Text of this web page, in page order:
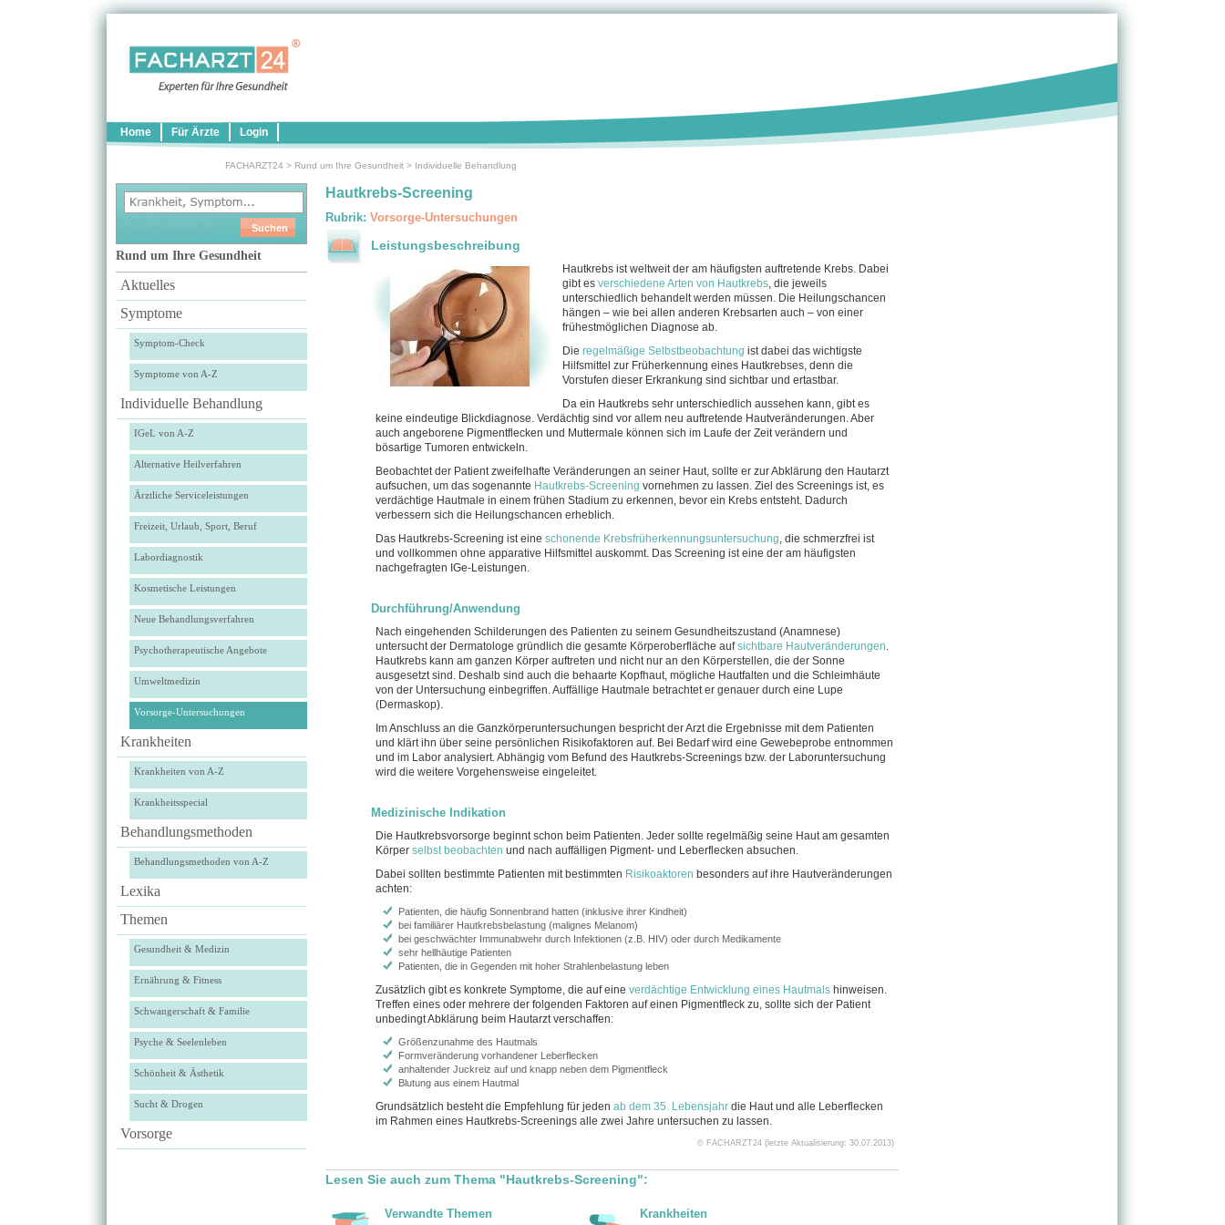
Home Für Ärzte Login
FACHARZT24 > Rund um Ihre Gesundheit> Individuelle Behandlung
Rund um Ihre Gesundheit
Aktuelles
Symptome
Symptom-Check
Symptome von A-Z
Individuelle Behandlung
IGeL von A-Z
Alternative Heilverfahren
Ärztliche Serviceleistungen
Freizeit, Urlaub, Sport, Beruf
Labordiagnostik
Kosmetische Leistungen
Neue Behandlungsverfahren
Psychotherapeutische Angebote
Umweltmedizin
Vorsorge-Untersuchungen
Krankheiten
Krankheiten von A-Z
Krankheitsspecial
Behandlungsmethoden
Behandlungsmethoden von A-Z
Lexika
Themen
Gesundheit & Medizin
Ernährung & Fitness
Schwangerschaft & Familie
Psyche & Seelenleben
Schönheit & Ästhetik
Sucht & Drogen
Vorsorge
Hautkrebs-Screening
Rubrik: Vorsorge-Untersuchungen
Leistungsbeschreibung
Hautkrebs ist weltweit der am häufigsten auftre­tende Krebs. Dabei
gibt es verschie­dene Arten von Hautkrebs, die je­weils
unterschiedlich behandelt werden müssen. Die Heilungschan­cen
hängen – wie bei allen anderen Krebsarten auch – von einer
frühestmög­lichen Diagnose ab.
Die regelmäßige Selbstbeobachtung ist dabei das wichtigste
Hilfsmittel zur Früherkennung eines Hautkrebses, denn die
Vorstufen dieser Erkrankung sind sichtbar und ertastbar.
Da ein Hautkrebs sehr unterschiedlich aussehen kann, gibt es
keine eindeutige Blickdiagnose. Verdächtig sind vor allem neu auftretende Hautveränderungen. Aber
auch angeborene Pigmentflecken und Muttermale können sich im Laufe der Zeit verändern und
bösartige Tumoren entwickeln.
Beobachtet der Patient zweifelhafte Veränderungen an seiner Haut, sollte er zur Abklärung den Hautarzt
aufsuchen, um das sogenannte Hautkrebs-Screening vornehmen zu lassen. Ziel des Screenings ist, es
verdächtige Hautmale in einem frühen Stadium zu erkennen, bevor ein Krebs entsteht. Dadurch
verbessern sich die Heilungschancen erheblich.
Das Hautkrebs-Screening ist eine schonende Krebsfrüherkennungsuntersuchung, die schmerzfrei ist
und vollkommen ohne apparative Hilfsmittel auskommt. Das Screening ist eine der am häufigsten
nachgefragten IGe-Leistungen.
Durchführung/Anwendung
Nach eingehenden Schilderungen des Patienten zu seinem Gesundheitszustand (Anamnese)
untersucht der Dermatologe gründlich die gesamte Körperoberfläche aufsichtbare Hautveränderungen.
Hautkrebs kann am ganzen Körper auftreten und nicht nur an den Körperstellen, die der Sonne
ausgesetzt sind. Deshalb sind auch die behaarte Kopfhaut, mögliche Hautfalten und die Schleimhäute
von der Untersuchung einbegriffen. Auffällige Hautmale betrachtet er genauer durch eine Lupe
(Dermaskop).
Im Anschluss an die Ganzkörperuntersuchungen bespricht der Arzt die Ergebnisse mit dem Patienten
und klärt ihn über seine persönlichen Risikofaktoren auf. Bei Bedarf wird eine Gewebeprobe entnommen
und im Labor analysiert. Abhängig vom Befund des Hautkrebs-Screenings bzw. der Laboruntersuchung
wird die weitere Vorgehensweise eingeleitet.
Medizinische Indikation
Die Hautkrebsvorsorge beginnt schon beim Patienten. Jeder sollte regelmäßig seine Haut am gesamten
Körper selbst beobachten und nach auffälligen Pigment- und Leberflecken absuchen.
Dabei sollten bestimmte Patienten mit bestimmten Risikoaktoren besonders auf ihre Hautveränderungen
achten:
Patienten, die häufig Sonnenbrand hatten (inklusive ihrer Kindheit)
bei familiärer Hautkrebsbelastung (malignes Melanom)
bei geschwächter Immunabwehr durch Infektionen (z.B. HIV) oder durch Medikamente
sehr hellhäutige Patienten
Patienten, die in Gegenden mit hoher Strahlenbelastung leben
Zusätzlich gibt es konkrete Symptome, die auf eine verdächtige Entwicklung eines Hautmalshinweisen.
Treffen eines oder mehrere der folgenden Faktoren auf einen Pigmentfleck zu, sollte sich der Patient
unbedingt Abklärung beim Hautarzt verschaffen:
Größenzunahme des Hautmals
Formveränderung vorhandener Leberflecken
anhaltender Juckreiz auf und knapp neben dem Pigmentfleck
Blutung aus einem Hautmal
Grundsätzlich besteht die Empfehlung für jeden ab dem 35. Lebensjahrdie Haut und alle Leberflecken
im Rahmen eines Hautkrebs-Screenings alle zwei Jahre untersuchen zu lassen.
© FACHARZT24 (letzte Aktualisierung: 30.07.2013)
Lesen Sie auch zum Thema "Hautkrebs-Screening":
Verwandte Themen Krankheiten